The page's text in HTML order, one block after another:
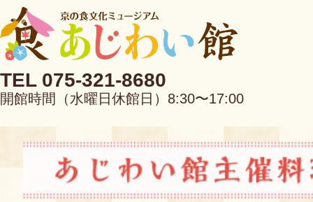
TEL 075-321-8680
開館時間（水曜日休館日）8:30〜17:00
EN 中文